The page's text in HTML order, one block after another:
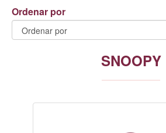
Ordenar por
SNOOPY